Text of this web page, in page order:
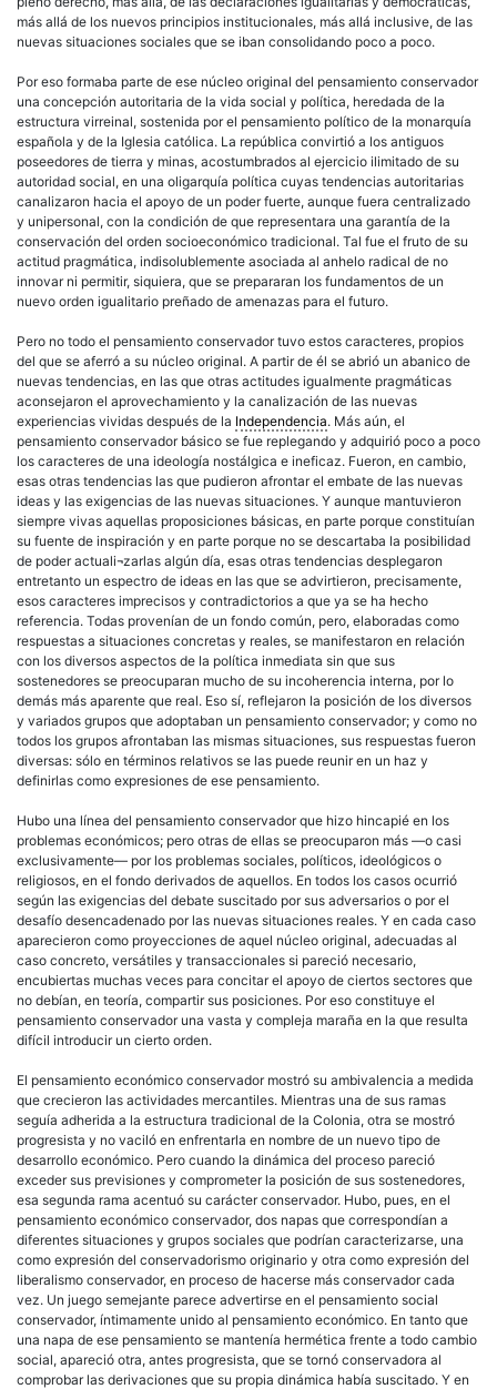
más allá de los nuevos principios institucionales, más allá inclusive, de las
nuevas situaciones sociales que se iban consolidando poco a poco.
Por eso formaba parte de ese núcleo original del pensamiento conservador
una concepción autoritaria de la vida social y política, heredada de la
estructura virreinal, sostenida por el pensamiento político de la monarquía
española y de la Iglesia católica. La república convirtió a los antiguos
poseedores de tierra y minas, acostumbrados al ejercicio ilimitado de su
autoridad social, en una oligarquía política cuyas tendencias autoritarias
canalizaron hacia el apoyo de un poder fuerte, aunque fuera centralizado
y unipersonal, con la condición de que representara una garantía de la
conservación del orden socioeconómico tradicional. Tal fue el fruto de su
actitud pragmática, indisolublemente asociada al anhelo radical de no
innovar ni permitir, siquiera, que se prepararan los fundamentos de un
nuevo orden igualitario preñado de amenazas para el futuro.
Pero no todo el pensamiento conservador tuvo estos caracteres, propios
del que se aferró a su núcleo original. A partir de él se abrió un abanico de
nuevas tendencias, en las que otras actitudes igualmente pragmáticas
aconsejaron el aprovechamiento y la canalización de las nuevas
experiencias vividas después de la Independencia. Más aún, el
pensamiento conservador básico se fue replegando y adquirió poco a poco
los caracteres de una ideología nostálgica e ineficaz. Fueron, en cambio,
esas otras tendencias las que pudieron afrontar el embate de las nuevas
ideas y las exigencias de las nuevas situaciones. Y aunque mantuvieron
siempre vivas aquellas proposiciones básicas, en parte porque constituían
su fuente de inspiración y en parte porque no se descartaba la posibilidad
de poder actuali¬zarlas algún día, esas otras tendencias desplegaron
entretanto un espectro de ideas en las que se advirtieron, precisamente,
esos caracteres imprecisos y contradictorios a que ya se ha hecho
referencia. Todas provenían de un fondo común, pero, elaboradas como
respuestas a situaciones concretas y reales, se manifestaron en relación
con los diversos aspectos de la política inmediata sin que sus
sostenedores se preocuparan mucho de su incoherencia interna, por lo
demás más aparente que real. Eso sí, reflejaron la posición de los diversos
y variados grupos que adoptaban un pensamiento conservador; y como no
todos los grupos afrontaban las mismas situaciones, sus respuestas fueron
diversas: sólo en términos relativos se las puede reunir en un haz y
definirlas como expresiones de ese pensamiento.
Hubo una línea del pensamiento conservador que hizo hincapié en los
problemas económicos; pero otras de ellas se preocuparon más —o casi
exclusivamente— por los problemas sociales, políticos, ideológicos o
religiosos, en el fondo derivados de aquellos. En todos los casos ocurrió
según las exigencias del debate suscitado por sus adversarios o por el
desafío desencadenado por las nuevas situaciones reales. Y en cada caso
aparecieron como proyecciones de aquel núcleo original, adecuadas al
caso concreto, versátiles y transaccionales si pareció necesario,
encubiertas muchas veces para concitar el apoyo de ciertos sectores que
no debían, en teoría, compartir sus posiciones. Por eso constituye el
pensamiento conservador una vasta y compleja maraña en la que resulta
difícil introducir un cierto orden.
El pensamiento económico conservador mostró su ambivalencia a medida
que crecieron las actividades mercantiles. Mientras una de sus ramas
seguía adherida a la estructura tradicional de la Colonia, otra se mostró
progresista y no vaciló en enfrentarla en nombre de un nuevo tipo de
desarrollo económico. Pero cuando la dinámica del proceso pareció
exceder sus previsiones y comprometer la posición de sus sostenedores,
esa segunda rama acentuó su carácter conservador. Hubo, pues, en el
pensamiento económico conservador, dos napas que correspondían a
diferentes situaciones y grupos sociales que podrían caracterizarse, una
como expresión del conservadorismo originario y otra como expresión del
liberalismo conservador, en proceso de hacerse más conservador cada
vez. Un juego semejante parece advertirse en el pensamiento social
conservador, íntimamente unido al pensamiento económico. En tanto que
una napa de ese pensamiento se mantenía hermética frente a todo cambio
social, apareció otra, antes progresista, que se tornó conservadora al
comprobar las derivaciones que su propia dinámica había suscitado. Y en